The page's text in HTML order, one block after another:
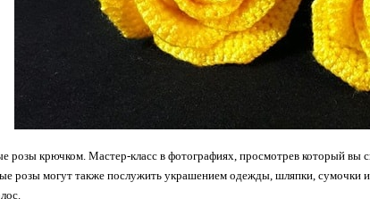
розы крючком. Мастер-класс в фотографиях, просмотрев который вы
розы могут также послужить украшением одежды, шляпки, сумочки